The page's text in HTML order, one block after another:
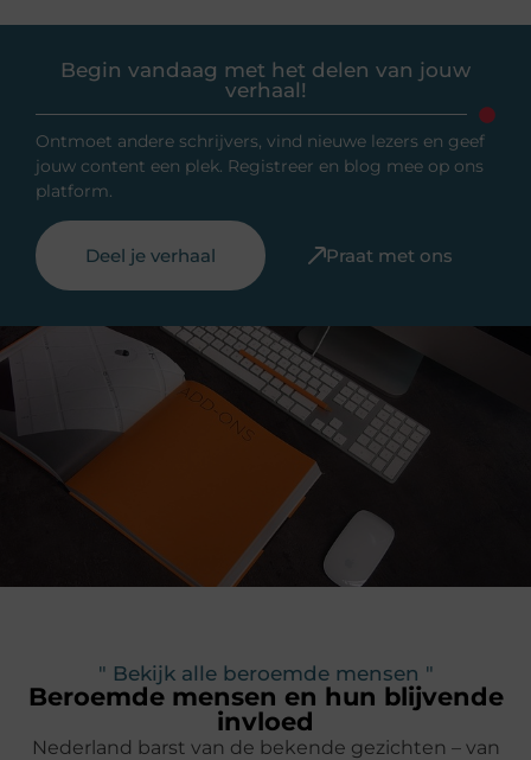
Begin vandaag met het delen van jouw
verhaal!
Ontmoet andere schrijvers, vind nieuwe lezers en geef
jouw content een plek. Registreer en blog mee op ons
platform.
Deel je verhaal Praat met ons
" Bekijk alle beroemde mensen "
Beroemde mensen en hun blijvende
invloed
Nederland barst van de bekende gezichten – van